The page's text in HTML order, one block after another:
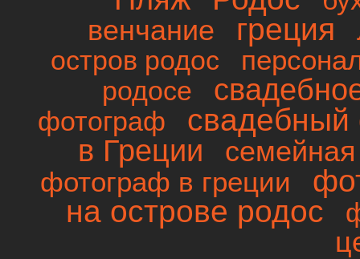
венчание греция
остров родос
родосе
фотограф свадебный
в Греции
фотограф в греции
на острове родос